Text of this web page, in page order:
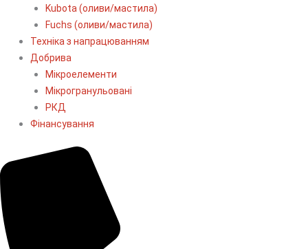
Kubota (оливи/мастила)
Fuchs (оливи/мастила)
Техніка з напрацюванням
Добрива
Мікроелементи
Мікрогранульовані
РКД
Фінансування